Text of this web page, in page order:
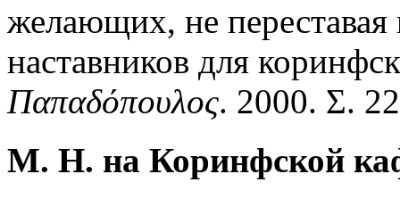
желающих, не
наставников для
Παπαδόπουλος. 2000. Σ.
М. Н. на Коринфской